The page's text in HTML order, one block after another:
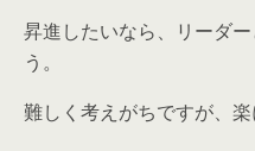
昇進したいなら、リーダ
う。
難しく考えがちですが、